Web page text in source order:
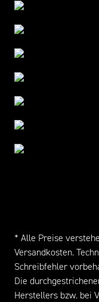
* Alle Preise
Versandkosten.
Schreibfehler
Die
Herstellers bzw. bei